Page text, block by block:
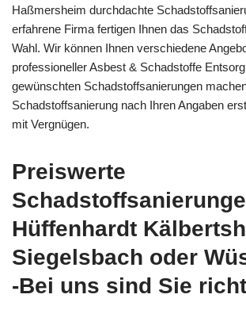
Haßmersheim durchdachte
erfahrene Firma fertigen Ihnen das
Wahl. Wir können Ihnen verschiedene
professioneller Asbest & Schadstoffe
gewünschten Schadstoffsanierungen
Schadstoffsanierung nach Ihren Angaben
mit Vergnügen.
Preiswerte
Hüffenhardt
Siegelsbach oder
-Bei uns sind Sie